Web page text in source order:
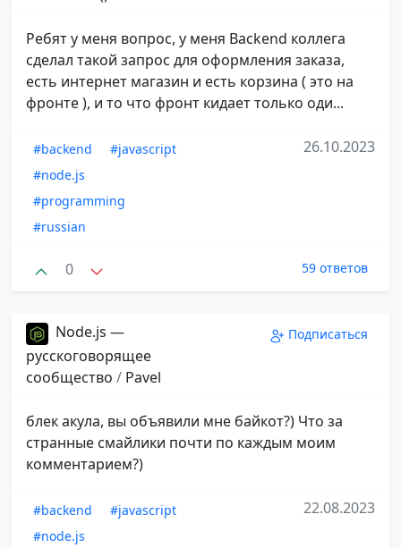
Ребят у меня вопрос, у меня Backend коллега
сделал такой запрос для оформления заказа,
есть интернет магазин и есть корзина ( это на
фронте ), и то что фронт кидает только оди...
#backend
#javascript
#node.js
#programming
#russian
26.10.2023
0 59 ответов
Node.js —
русскоговорящее
сообщество / Pavel
Подписаться
блек акула, вы объявили мне байкот?) Что за
странные смайлики почти по каждым моим
комментарием?)
#backend
#javascript
#node.js
22.08.2023